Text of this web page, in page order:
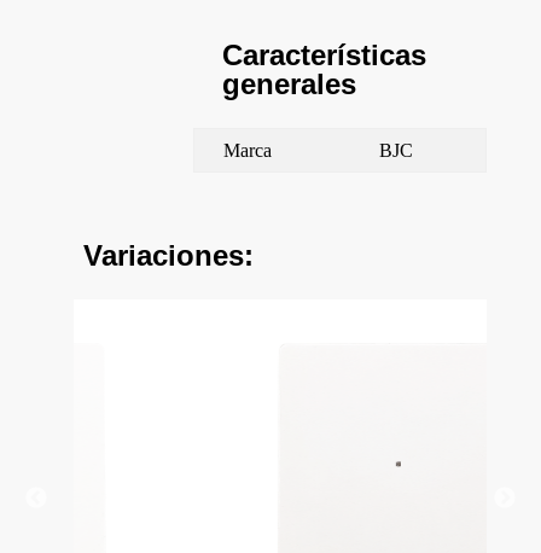
Características
generales
Marca BJC
Variaciones: